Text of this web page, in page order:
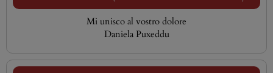
Mi unisco al vostro dolore
Daniela Puxeddu